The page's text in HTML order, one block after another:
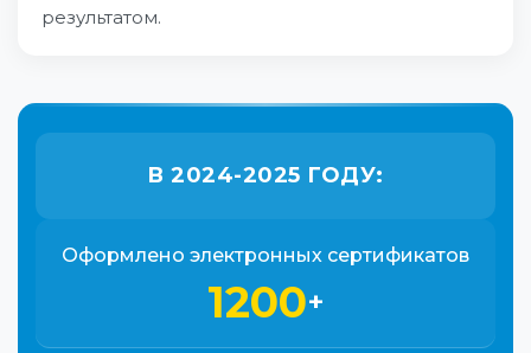
результатом.
В 2024-2025 ГОДУ:
Оформлено электронных сертификатов
1200+